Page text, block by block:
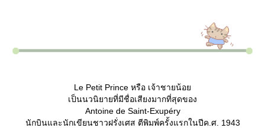
Le Petit Prince หรือ เจ้าชายน้อ
เป็นนวนิยายที่มีชื่อเสียงมากที่สุดของ
Antoine de Saint-Exupéry
นักบินและนักเขียนชาวฝรั่งเศส ตีพิมพ์ครั้งแรกในปีค.ศ. 1943